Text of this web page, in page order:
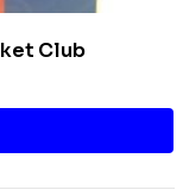
Club